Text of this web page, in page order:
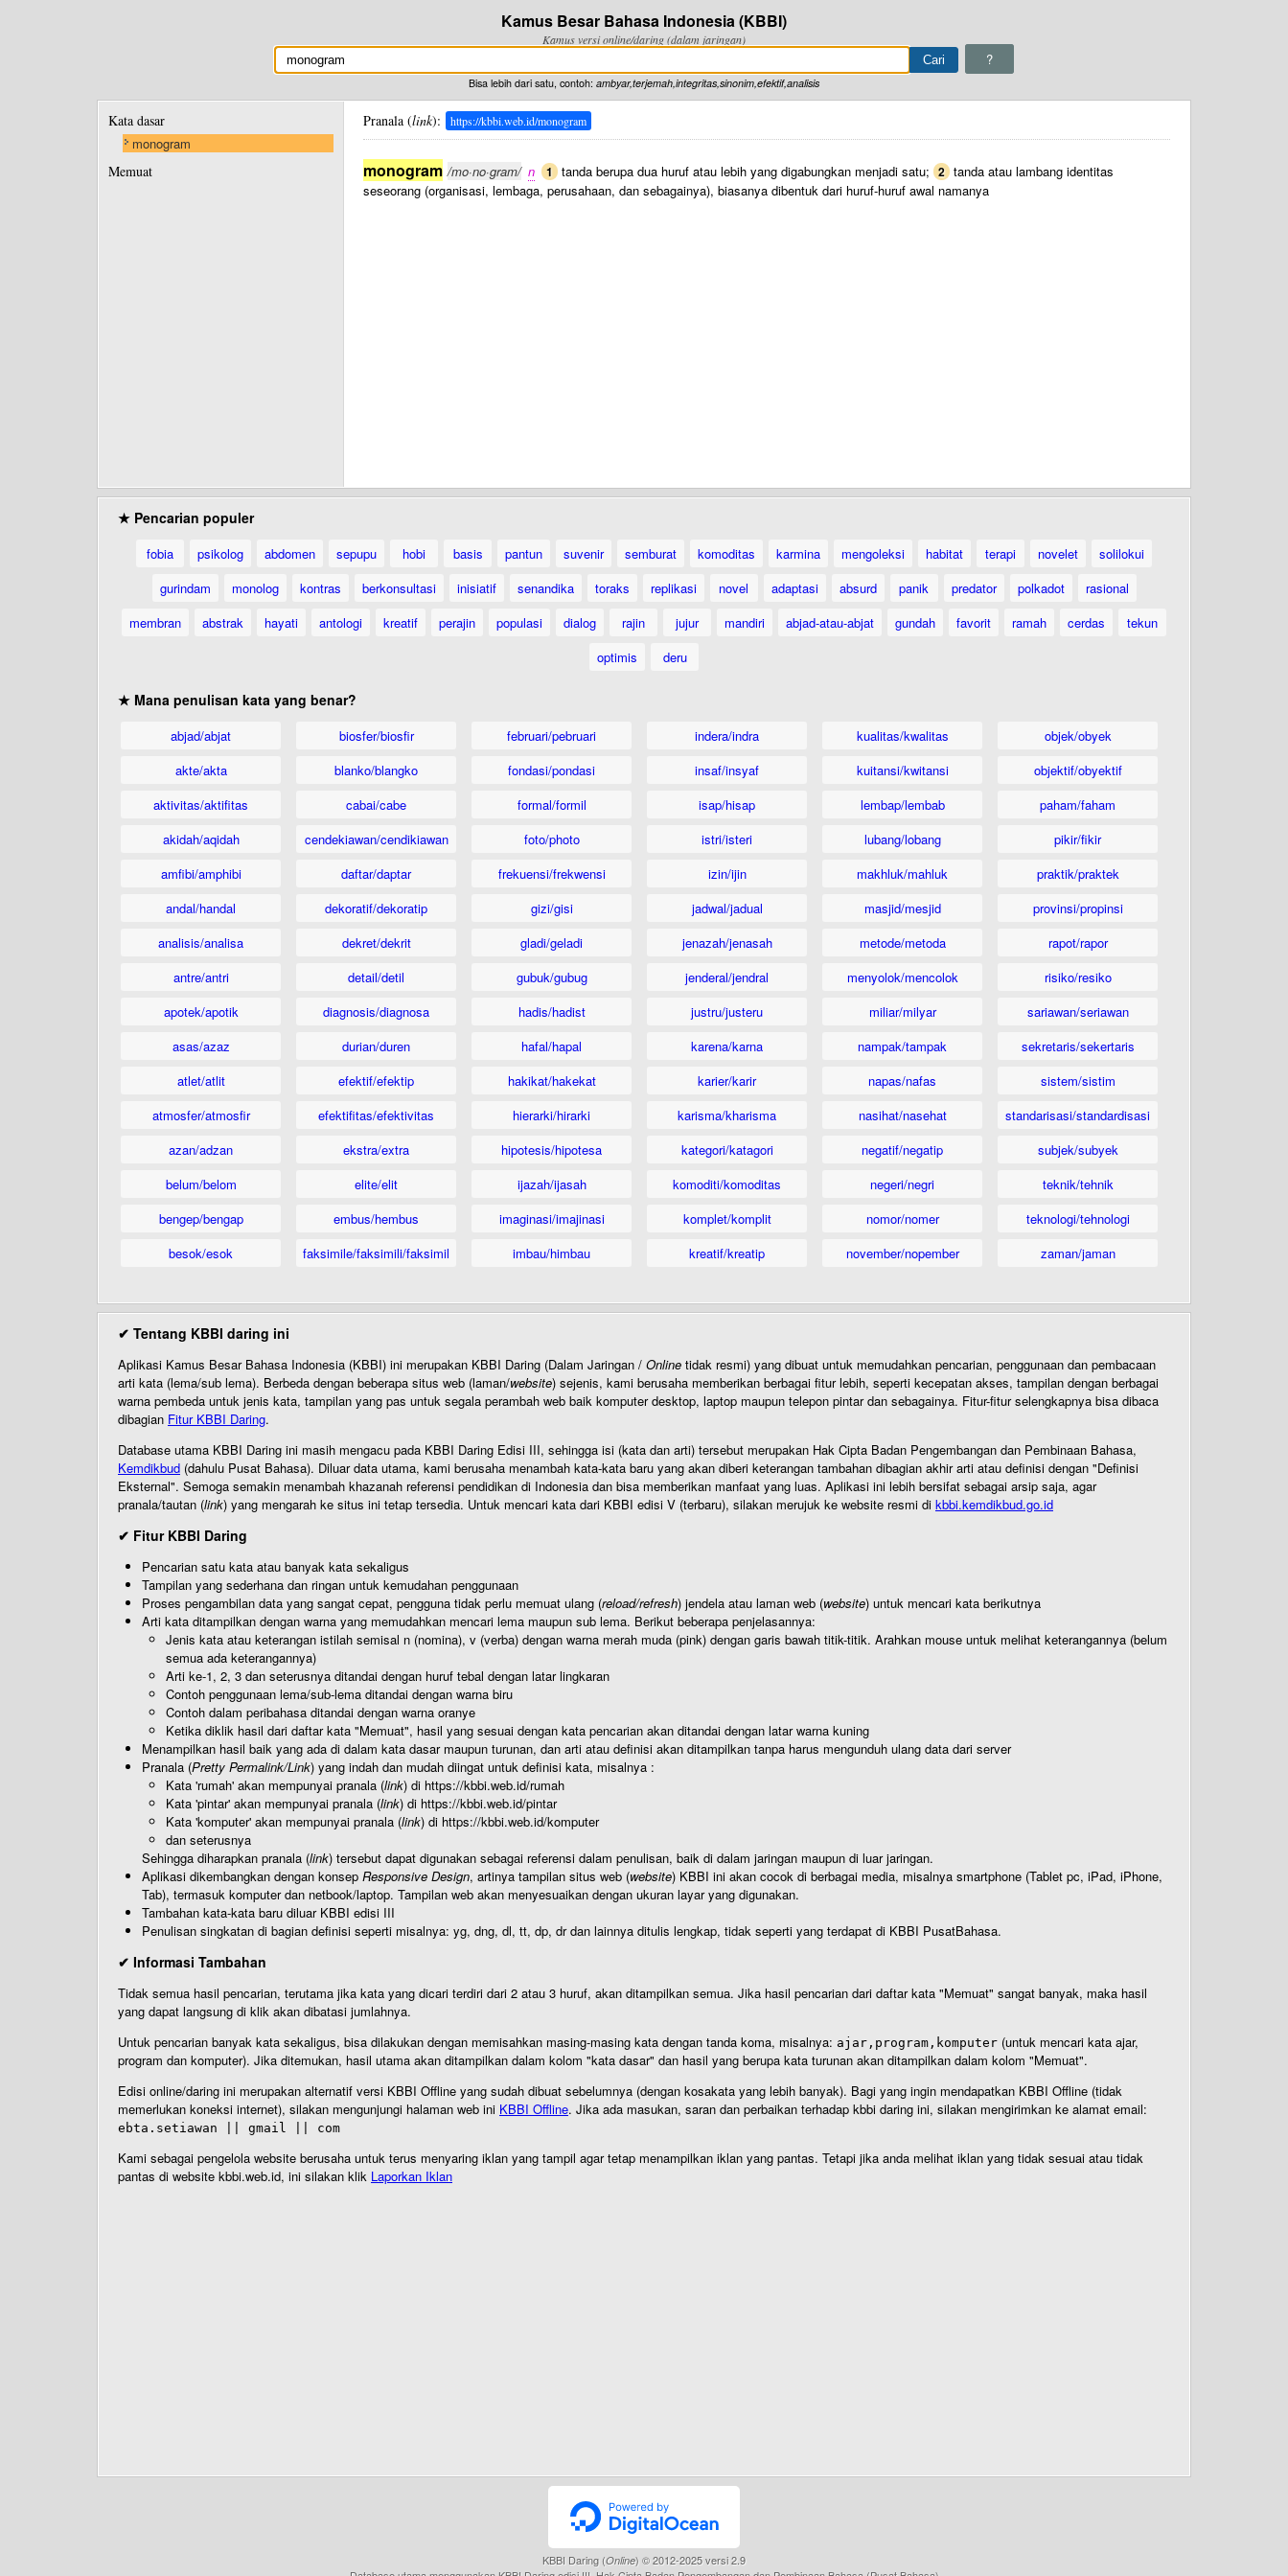
Kamus Besar Bahasa Indonesia (KBBI)
Kamus versi online/daring (dalam jaringan)
?
Bisa lebih dari satu, contoh: ambyar,terjemah,integritas,sinonim,efektif,analisis
Kata dasar
monogram
Memuat
Pranala (link): https://kbbi.web.id/monogram
monogram /mo·no·gram/ n 1 tanda berupa dua huruf atau lebih yang digabungkan menjadi satu; 2 tanda atau lambang identitas
seseorang (organisasi, lembaga, perusahaan, dan sebagainya), biasanya dibentuk dari huruf-huruf awal namanya
★ Pencarian populer
fobia psikolog abdomen sepupu hobi basis pantun suvenir semburat komoditas karmina mengoleksi habitat terapi novelet
solilokui
gurindam
monolog kontras berkonsultasi inisiatif senandika toraks replikasi novel adaptasi absurd panik predator polkadot
rasional
membran
abstrak hayati antologi kreatif perajin populasi dialog rajin jujur mandiri abjad-atau-abjat gundah favorit ramah cerdas
tekun
optimis
deru
★ Mana penulisan kata yang benar?
abjad/abjat
akte/akta
aktivitas/aktifitas
akidah/aqidah
amfibi/amphibi
andal/handal
analisis/analisa
antre/antri
apotek/apotik
asas/azaz
atlet/atlit
atmosfer/atmosfir
azan/adzan
belum/belom
bengep/bengap
besok/esok
biosfer/biosfir
blanko/blangko
cabai/cabe
cendekiawan/cendikiawan
daftar/daptar
dekoratif/dekoratip
dekret/dekrit
detail/detil
diagnosis/diagnosa
durian/duren
efektif/efektip
efektifitas/efektivitas
ekstra/extra
elite/elit
embus/hembus
faksimile/faksimili/faksimil
februari/pebruari
fondasi/pondasi
formal/formil
foto/photo
frekuensi/frekwensi
gizi/gisi
gladi/geladi
gubuk/gubug
hadis/hadist
hafal/hapal
hakikat/hakekat
hierarki/hirarki
hipotesis/hipotesa
ijazah/ijasah
imaginasi/imajinasi
imbau/himbau
indera/indra
insaf/insyaf
isap/hisap
istri/isteri
izin/ijin
jadwal/jadual
jenazah/jenasah
jenderal/jendral
justru/justeru
karena/karna
karier/karir
karisma/kharisma
kategori/katagori
komoditi/komoditas
komplet/komplit
kreatif/kreatip
kualitas/kwalitas
kuitansi/kwitansi
lembap/lembab
lubang/lobang
makhluk/mahluk
masjid/mesjid
metode/metoda
menyolok/mencolok
miliar/milyar
nampak/tampak
napas/nafas
nasihat/nasehat
negatif/negatip
negeri/negri
nomor/nomer
november/nopember
objek/obyek
objektif/obyektif
paham/faham
pikir/fikir
praktik/praktek
provinsi/propinsi
rapot/rapor
risiko/resiko
sariawan/seriawan
sekretaris/sekertaris
sistem/sistim
standarisasi/standardisasi
subjek/subyek
teknik/tehnik
teknologi/tehnologi
zaman/jaman
✔ Tentang KBBI daring ini
Aplikasi Kamus Besar Bahasa Indonesia (KBBI) ini merupakan KBBI Daring (Dalam Jaringan / Online tidak resmi) yang dibuat untuk memudahkan pencarian, penggunaan dan pembacaan
arti kata (lema/sub lema). Berbeda dengan beberapa situs web (laman/website) sejenis, kami berusaha memberikan berbagai fitur lebih, seperti kecepatan akses, tampilan dengan berbagai
warna pembeda untuk jenis kata, tampilan yang pas untuk segala perambah web baik komputer desktop, laptop maupun telepon pintar dan sebagainya. Fitur-fitur selengkapnya bisa dibaca
dibagian Fitur KBBI Daring.
Database utama KBBI Daring ini masih mengacu pada KBBI Daring Edisi III, sehingga isi (kata dan arti) tersebut merupakan Hak Cipta Badan Pengembangan dan Pembinaan Bahasa,
Kemdikbud (dahulu Pusat Bahasa). Diluar data utama, kami berusaha menambah kata-kata baru yang akan diberi keterangan tambahan dibagian akhir arti atau definisi dengan "Definisi
Eksternal". Semoga semakin menambah khazanah referensi pendidikan di Indonesia dan bisa memberikan manfaat yang luas. Aplikasi ini lebih bersifat sebagai arsip saja, agar
pranala/tautan (link) yang mengarah ke situs ini tetap tersedia. Untuk mencari kata dari KBBI edisi V (terbaru), silakan merujuk ke website resmi di kbbi.kemdikbud.go.id
✔ Fitur KBBI Daring
Pencarian satu kata atau banyak kata sekaligus
Tampilan yang sederhana dan ringan untuk kemudahan penggunaan
Proses pengambilan data yang sangat cepat, pengguna tidak perlu memuat ulang (reload/refresh) jendela atau laman web (website) untuk mencari kata berikutnya
Arti kata ditampilkan dengan warna yang memudahkan mencari lema maupun sub lema. Berikut beberapa penjelasannya:
Jenis kata atau keterangan istilah semisal n (nomina), v (verba) dengan warna merah muda (pink) dengan garis bawah titik-titik. Arahkan mouse untuk melihat keterangannya (belum
semua ada keterangannya)
Arti ke-1, 2, 3 dan seterusnya ditandai dengan huruf tebal dengan latar lingkaran
Contoh penggunaan lema/sub-lema ditandai dengan warna biru
Contoh dalam peribahasa ditandai dengan warna oranye
Ketika diklik hasil dari daftar kata "Memuat", hasil yang sesuai dengan kata pencarian akan ditandai dengan latar warna kuning
Menampilkan hasil baik yang ada di dalam kata dasar maupun turunan, dan arti atau definisi akan ditampilkan tanpa harus mengunduh ulang data dari server
Pranala (Pretty Permalink/Link) yang indah dan mudah diingat untuk definisi kata, misalnya :
Kata 'rumah' akan mempunyai pranala (link) di https://kbbi.web.id/rumah
Kata 'pintar' akan mempunyai pranala (link) di https://kbbi.web.id/pintar
Kata 'komputer' akan mempunyai pranala (link) di https://kbbi.web.id/komputer
dan seterusnya
Sehingga diharapkan pranala (link) tersebut dapat digunakan sebagai referensi dalam penulisan, baik di dalam jaringan maupun di luar jaringan.
Aplikasi dikembangkan dengan konsep Responsive Design, artinya tampilan situs web (website) KBBI ini akan cocok di berbagai media, misalnya smartphone (Tablet pc, iPad, iPhone,
Tab), termasuk komputer dan netbook/laptop. Tampilan web akan menyesuaikan dengan ukuran layar yang digunakan.
Tambahan kata-kata baru diluar KBBI edisi III
Penulisan singkatan di bagian definisi seperti misalnya: yg, dng, dl, tt, dp, dr dan lainnya ditulis lengkap, tidak seperti yang terdapat di KBBI PusatBahasa.
✔ Informasi Tambahan
Tidak semua hasil pencarian, terutama jika kata yang dicari terdiri dari 2 atau 3 huruf, akan ditampilkan semua. Jika hasil pencarian dari daftar kata "Memuat" sangat banyak, maka hasil
yang dapat langsung di klik akan dibatasi jumlahnya.
Untuk pencarian banyak kata sekaligus, bisa dilakukan dengan memisahkan masing-masing kata dengan tanda koma, misalnya: ajar,program,komputer (untuk mencari kata ajar,
program dan komputer). Jika ditemukan, hasil utama akan ditampilkan dalam kolom "kata dasar" dan hasil yang berupa kata turunan akan ditampilkan dalam kolom "Memuat".
Edisi online/daring ini merupakan alternatif versi KBBI Offline yang sudah dibuat sebelumnya (dengan kosakata yang lebih banyak). Bagi yang ingin mendapatkan KBBI Offline (tidak
memerlukan koneksi internet), silakan mengunjungi halaman web ini KBBI Offline. Jika ada masukan, saran dan perbaikan terhadap kbbi daring ini, silakan mengirimkan ke alamat email:
ebta.setiawan || gmail || com
Kami sebagai pengelola website berusaha untuk terus menyaring iklan yang tampil agar tetap menampilkan iklan yang pantas. Tetapi jika anda melihat iklan yang tidak sesuai atau tidak
pantas di website kbbi.web.id, ini silakan klik Laporkan Iklan
KBBI Daring (Online) © 2012-2025 versi 2.9